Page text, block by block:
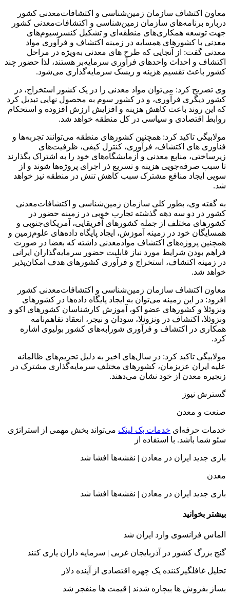
معاون اکتشاف سازمان زمین‌شناسی و اکتشافات‌معدنی کشور
درباره برنامه‌های سازمان زمین‌شناسی و اکتشافات‌معدنی کشور
جهت توسعه همکاری‌های منطقه‌ای و تشکیل کنسرسیوم‌های
معدنی با کشور‌های همسایه در زمینه اکتشاف و فرآوری مواد
معدنی گفت: از آنجایی که طرح های معدنی به‌ویژه در مراحل
اکتشاف و احداث واحد‌های فرآوری سرمایه‌بر هستند، لذا حضور چند
کشور باعث تقسیم هزینه و ریسک سرمایه‌گذاری می‌شود.
وی تصریح کرد: می‌توان مواد معدنی را در یک کشور استخراج، در
کشور دیگری فرآوری، و در کشور سوم به محصول نهایی تبدیل کرد
که این روند باعث کاهش هزینه و افزایش ارزش افزوده و استحکام
روابط اقتصادی و سیاسی در کل منطقه خواهد شد.
مولابیگی تاکید کرد: همچنین کشور‌های منطقه می‌توانند تجربه‌ها و
فناوری های اکتشاف، فرآوری، کنترل کیفی، ظرفیت‌های
زیرساختی، منابع معدنی و آزمایشگاه‌های خود را به اشتراک بگذارند
تا سبب صرفه‌جویی هزینه و تسریع ذر اجرای پروژه‌ها شوند و از
سویی ایجاد منافع مشترک سبب کاهش تنش در منطقه نیز خواهد
شد.
به گفته وی، بطور کلی سازمان زمین‌شناسی و اکتشافات‌معدنی
کشور در دو سه دهه گذشته تجارب خوبی در زمینه حضور در
کشور‌های مختلف از جمله کشور‌های آفریقایی، آمریکای‌جنوبی و
همسایگان خود در زمینه آموزش، ایجاد پایگاه داده‌های علوم‌زمین و
همچنین پروژه‌های اکتشاف موادمعدنی داشته که بعضا در صورت
فراهم بودن شرایط مورد نیاز قابلیت حضور سرمایه‌گذاران ایرانی
در زمینه اکتشاف، استخراج و فرآوری کشور‌های هدف امکان‌پذیر
خواهد شد.
معاون اکتشاف سازمان زمین‌شناسی و اکتشافات‌معدنی کشور
افزود: در این زمینه می‌توان به ایجاد پایگاه داده‌ها در کشور‌های
ونزوئلا و کشور‌های عضو اکو، آموزش کارشناسان کشور‌های اکو و
ونزوئلا، اکتشاف در ونزوئلا، سودان و نیجر، انعقاد تفاهم‌نامه
همکاری در اکتشاف و فرآوری شورابه‌های کشور بولیوی اشاره
کرد.
مولابیگی تاکید کرد: در سال‌های اخیر به دلیل تحریم‌های ظالمانه
علیه ایران عزیزمان، کشور‌های مختلف سرمایه‌گذاری مشترک در
زنجیره معدن از خود نشان می‌دهند.
گسترش نیوز
صنعت و معدن
خدمات حرفه‌ای خدمات بک لینک می‌تواند بخش مهمی از استراتژی
سئو شما باشد. با استفاده از
بازی جدید ایران در معادن | نقشه‌ها افشا شد
معدن
بازی جدید ایران در معادن | نقشه‌ها افشا شد
بیشتر بخوانید
الماس فرانسوی وارد ایران شد
گنج بزرگ کشور در آذربایجان غربی | سرمایه داران یاری کنند
تحلیل غافلگیرکننده یک چهره اقتصادی از آینده دلار
بساز بفروش ها بیچاره شدند | قیمت ها منفجر شد